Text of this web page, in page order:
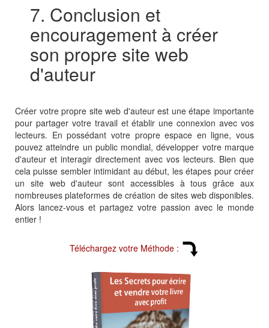
7. Conclusion et
encouragement à créer
son propre site web
d'auteur
Créer votre propre site web d'auteur est une étape importante
pour partager votre travail et établir une connexion avec vos
lecteurs. En possédant votre propre espace en ligne, vous
pouvez atteindre un public mondial, développer votre marque
d'auteur et interagir directement avec vos lecteurs. Bien que
cela puisse sembler intimidant au début, les étapes pour créer
un site web d'auteur sont accessibles à tous grâce aux
nombreuses plateformes de création de sites web disponibles.
Alors lancez-vous et partagez votre passion avec le monde
entier !
Téléchargez votre Méthode :